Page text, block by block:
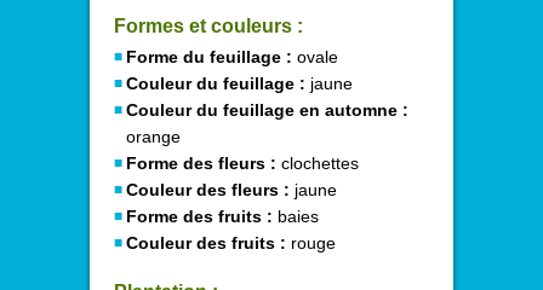
Formes et couleurs :
Forme du feuillage : ovale
Couleur du feuillage : jaune
Couleur du feuillage en automne :
orange
Forme des fleurs : clochettes
Couleur des fleurs : jaune
Forme des fruits : baies
Couleur des fruits : rouge